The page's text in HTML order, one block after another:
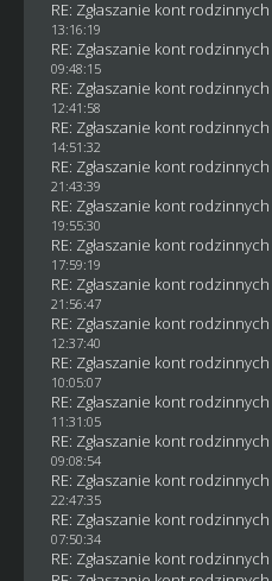
RE: Zgłaszanie kont rodzinnych
13:16:19
RE: Zgłaszanie kont rodzinnych
09:48:15
RE: Zgłaszanie kont rodzinnych
12:41:58
RE: Zgłaszanie kont rodzinnych
14:51:32
RE: Zgłaszanie kont rodzinnych
21:43:39
RE: Zgłaszanie kont rodzinnych
19:55:30
RE: Zgłaszanie kont rodzinnych
17:59:19
RE: Zgłaszanie kont rodzinnych
21:56:47
RE: Zgłaszanie kont rodzinnych
12:37:40
RE: Zgłaszanie kont rodzinnych
10:05:07
RE: Zgłaszanie kont rodzinnych
11:31:05
RE: Zgłaszanie kont rodzinnych
09:08:54
RE: Zgłaszanie kont rodzinnych
22:47:35
RE: Zgłaszanie kont rodzinnych
07:50:34
RE: Zgłaszanie kont rodzinnych